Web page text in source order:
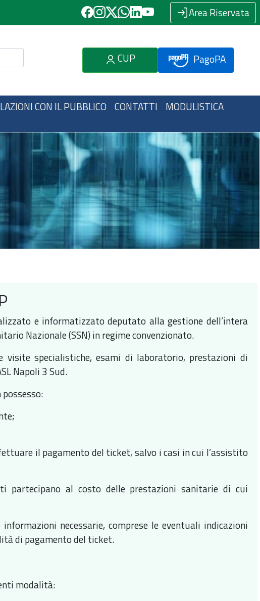
Area Riservata
CUP PagoPA
CON IL PUBBLICO CONTATTI MODULISTICA
e informatizzato deputato alla gestione dell’intera
Nazionale (SSN) in regime convenzionato.
specialistiche, esami di laboratorio, prestazioni di
Napoli 3 Sud.
il pagamento del ticket, salvo i casi in cui l’assistito
al costo delle prestazioni sanitarie di cui
necessarie, comprese le eventuali indicazioni
di pagamento del ticket.
modalità: